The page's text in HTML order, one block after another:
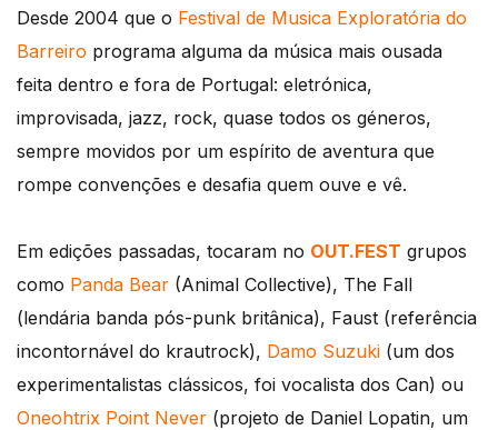
Desde 2004 que o Festival de Musica Exploratória do
Barreiro programa alguma da música mais ousada
feita dentro e fora de Portugal: eletrónica,
improvisada, jazz, rock, quase todos os géneros,
sempre movidos por um espírito de aventura que
rompe convenções e desafia quem ouve e vê.
Em edições passadas, tocaram no OUT.FEST grupos
como Panda Bear (Animal Collective), The Fall
(lendária banda pós-punk britânica), Faust (referência
incontornável do krautrock), Damo Suzuki (um dos
experimentalistas clássicos, foi vocalista dos Can) ou
Oneohtrix Point Never (projeto de Daniel Lopatin, um